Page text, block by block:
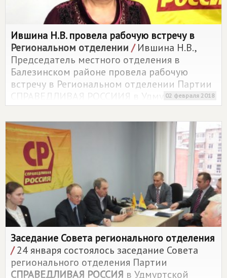
Ившина Н.В. провела рабочую встречу в
Региональном отделении /Ившина Н.В.,
Председатель местного отделения в
Балезинском районе провела рабочую
встречу в Региональном отделении Партии
СПРАВЕДЛИВАЯ РОССИИЯ в Удмуртской
Республике.
02 февраля 2018
Заседание Совета регионального отделения
/24 января состоялось заседание Совета
регионального отделения Партии
СПРАВЕДЛИВАЯ РОССИЯ в Удмуртской